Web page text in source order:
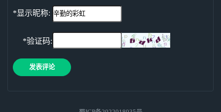
*显示昵称:
*验证码:
发表评论